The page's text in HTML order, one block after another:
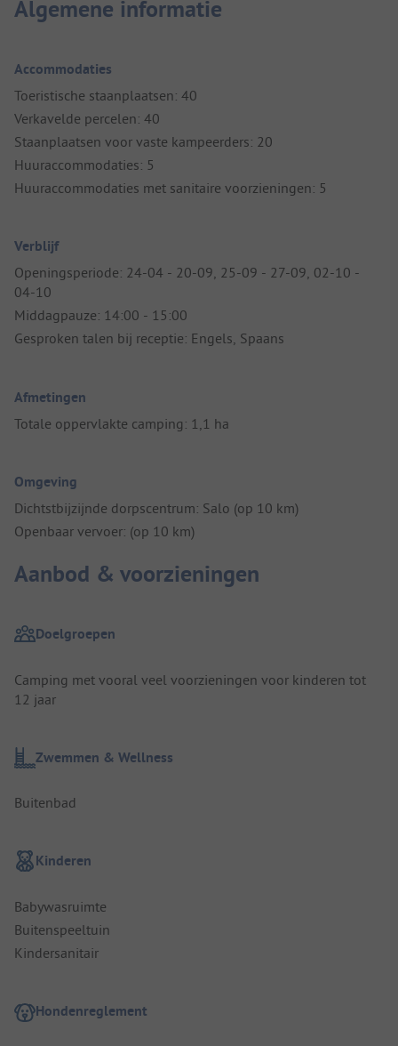
Algemene informatie
Accommodaties
Toeristische staanplaatsen: 40
Verkavelde percelen: 40
Staanplaatsen voor vaste kampeerders: 20
Huuraccommodaties: 5
Huuraccommodaties met sanitaire voorzieningen: 5
Verblijf
Openingsperiode: 24-04 - 20-09, 25-09 - 27-09, 02-10 -
04-10
Middagpauze: 14:00 - 15:00
Gesproken talen bij receptie: Engels, Spaans
Afmetingen
Totale oppervlakte camping: 1,1 ha
Omgeving
Dichtstbijzijnde dorpscentrum: Salo (op 10 km)
Openbaar vervoer: (op 10 km)
Aanbod & voorzieningen
Doelgroepen
Camping met vooral veel voorzieningen voor kinderen tot
12 jaar
Zwemmen & Wellness
Buitenbad
Kinderen
Babywasruimte
Buitenspeeltuin
Kindersanitair
Hondenreglement